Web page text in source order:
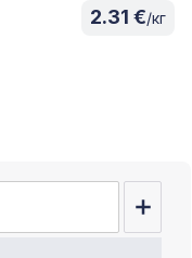
2.31 €/кг